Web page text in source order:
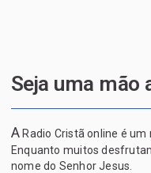
Seja uma mão
A Radio Cristã online é
Enquanto muitos
nome do Senhor Jesus.